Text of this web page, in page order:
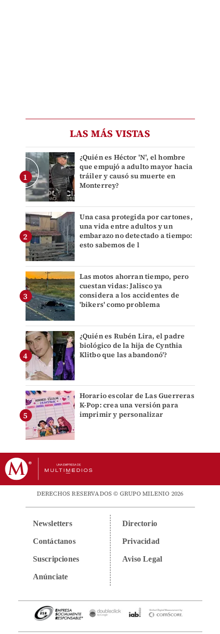
LAS MÁS VISTAS
¿Quién es Héctor 'N', el hombre
que empujó a adulto mayor hacia
tráiler y causó su muerte en
Monterrey?
Una casa protegida por cartones,
una vida entre adultos y un
embarazo no detectado a tiempo:
esto sabemos de l
Las motos ahorran tiempo, pero
cuestan vidas: Jalisco ya
considera a los accidentes de
'bikers' como problema
¿Quién es Rubén Lira, el padre
biológico de la hija de Cynthia
Klitbo que las abandonó'?
Horario escolar de Las Guerreras
K-Pop: crea una versión para
imprimir y personalizar
DERECHOS RESERVADOS © GRUPO MILENIO 2026
Newsletters
Contáctanos
Suscripciones
Anúnciate
Directorio
Privacidad
Aviso Legal